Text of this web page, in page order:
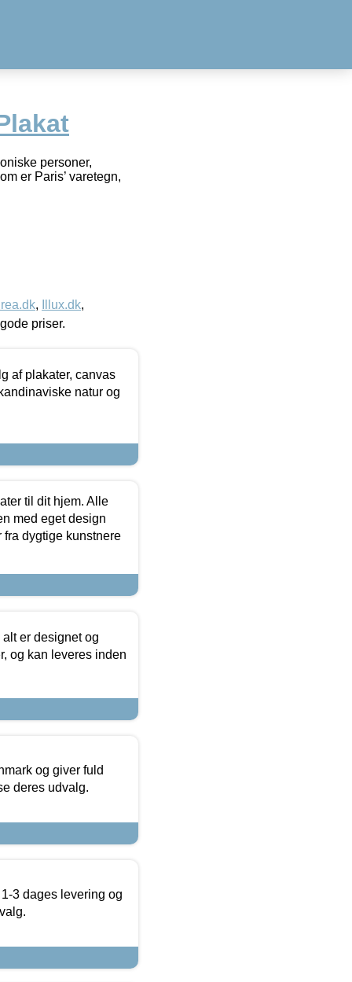
personer,
er Paris’ varetegn,
, Illux.dk,
priser.
af plakater, canvas
natur og
til dit hjem. Alle
med eget design
dygtige kunstnere
er designet og
og kan leveres inden
og giver fuld
deres udvalg.
3 dages levering og